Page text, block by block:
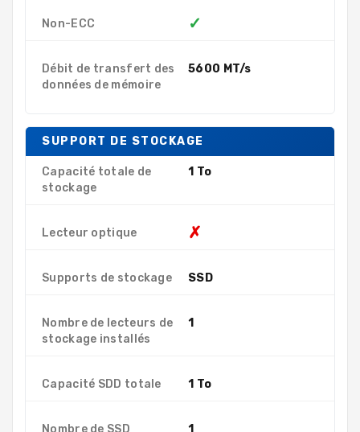
Non-ECC ✓
Débit de transfert des
données de mémoire
5600 MT/s
SUPPORT DE STOCKAGE
Capacité totale de
stockage
1 To
Lecteur optique ✗
Supports de stockage SSD
Nombre de lecteurs de
stockage installés
1
Capacité SDD totale 1 To
Nombre de SSD
1